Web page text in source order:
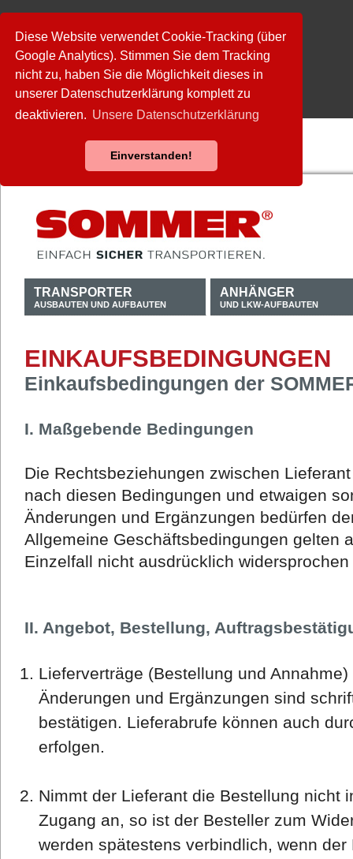
Diese Website verwendet Cookie-Tracking (über
Google Analytics). Stimmen Sie dem Tracking
nicht zu, haben Sie die Möglichkeit dieses in
unserer Datenschutzerklärung komplett zu
deaktivieren. Unsere Datenschutzerklärung
Einverstanden!
TRANSPORTER
AUSBAUTEN UND AUFBAUTEN
ANHÄNGER
UND LKW-AUFBAUTEN
EINKAUFSBEDINGUNGEN
Einkaufsbedingungen der
I. Maßgebende Bedingungen
Die Rechtsbeziehungen zwischen
nach diesen Bedingungen und etwaigen
Änderungen und Ergänzungen bedürfen
Allgemeine Geschäftsbedingungen gelten
Einzelfall nicht ausdrücklich widersprochen
II. Angebot, Bestellung,
Lieferverträge (Bestellung und
Änderungen und Ergänzungen sind
bestätigen. Lieferabrufe können auch
erfolgen.
Nimmt der Lieferant die Bestellung nicht
Zugang an, so ist der Besteller zum
werden spätestens verbindlich, wenn